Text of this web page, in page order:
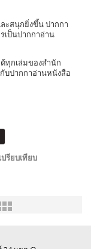
ะสนุกยิ่งขึ้น ปากกา
เป็นปากกาอ่าน
ทุกเล่มของสำนัก
บปากกาอ่านหนังสือ
ปรียบเทียบ